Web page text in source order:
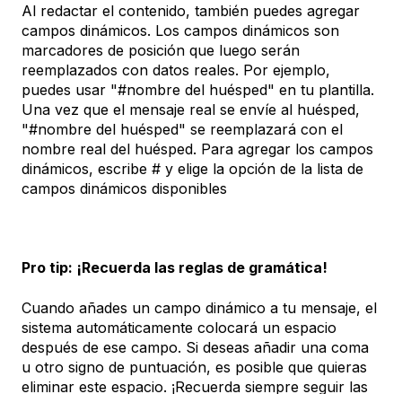
Al redactar el contenido, también puedes agregar
campos dinámicos. Los campos dinámicos son
marcadores de posición que luego serán
reemplazados con datos reales. Por ejemplo,
puedes usar "#nombre del huésped" en tu plantilla.
Una vez que el mensaje real se envíe al huésped,
"#nombre del huésped" se reemplazará con el
nombre real del huésped. Para agregar los campos
dinámicos, escribe # y elige la opción de la lista de
campos dinámicos disponibles
Pro tip: ¡Recuerda las reglas de gramática!
Cuando añades un campo dinámico a tu mensaje, el
sistema automáticamente colocará un espacio
después de ese campo. Si deseas añadir una coma
u otro signo de puntuación, es posible que quieras
eliminar este espacio. ¡Recuerda siempre seguir las